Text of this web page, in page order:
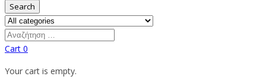
Search
Cart 0
Your cart is empty.